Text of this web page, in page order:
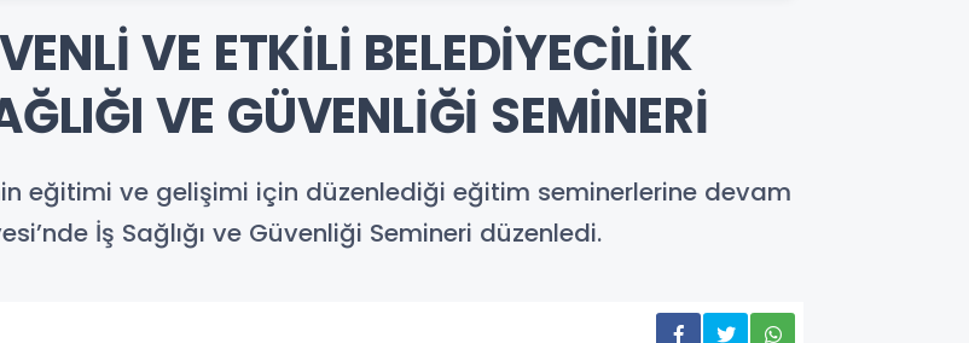
VE ETKİLİ BELEDİYECİLİK
VE GÜVENLİĞİ SEMİNERİ
eğitimi ve gelişimi için düzenlediği eğitim seminerlerine devam
İş Sağlığı ve Güvenliği Semineri düzenledi.